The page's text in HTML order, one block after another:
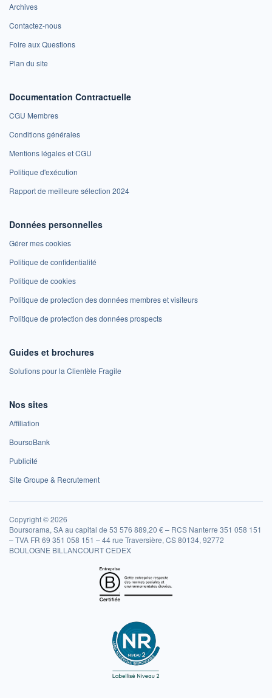
Archives
Contactez-nous
Foire aux Questions
Plan du site
Documentation Contractuelle
CGU Membres
Conditions générales
Mentions légales et CGU
Politique d'exécution
Rapport de meilleure sélection 2024
Données personnelles
Gérer mes cookies
Politique de confidentialité
Politique de cookies
Politique de protection des données membres et visiteurs
Politique de protection des données prospects
Guides et brochures
Solutions pour la Clientèle Fragile
Nos sites
Affiliation
BoursoBank
Publicité
Site Groupe & Recrutement
Copyright © 2026
Boursorama, SA au capital de 53 576 889,20 € – RCS Nanterre 351 058 151
– TVA FR 69 351 058 151 – 44 rue Traversière, CS 80134, 92772
BOULOGNE BILLANCOURT CEDEX